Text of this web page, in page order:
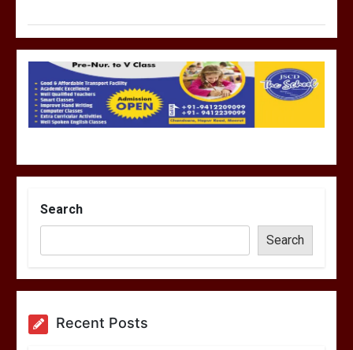
Search
Search
Recent Posts